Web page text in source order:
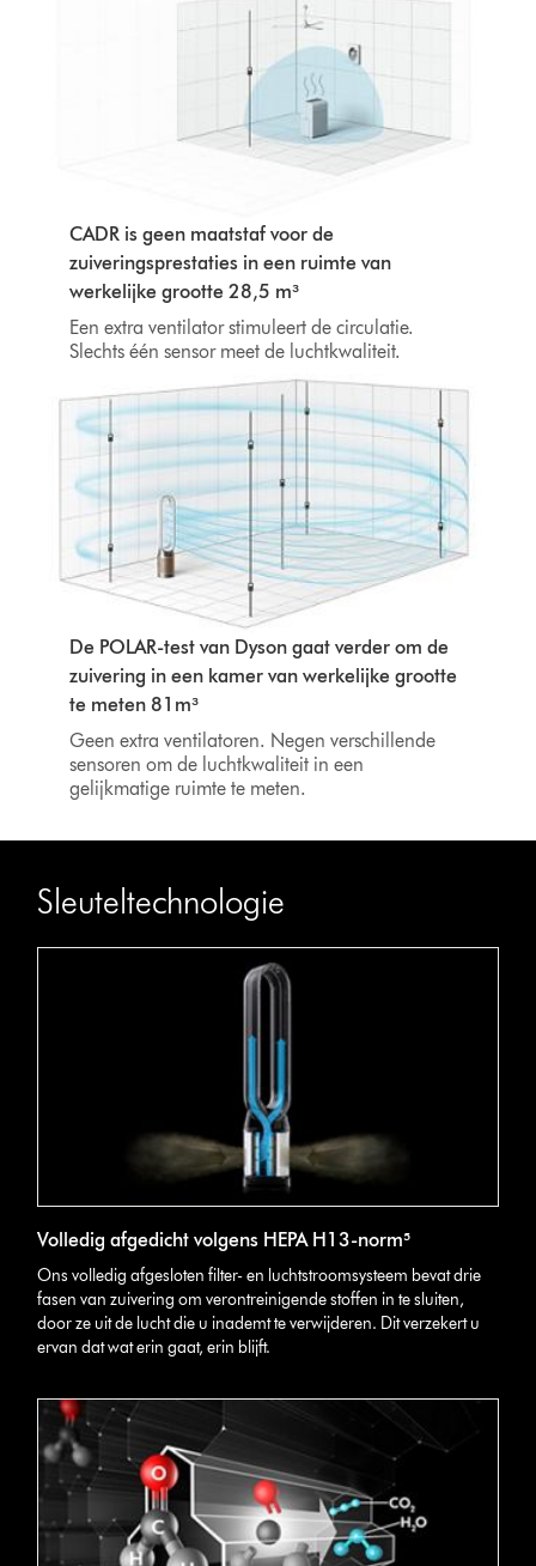
CADR is geen maatstaf voor de
zuiveringsprestaties in een ruimte van
werkelijke grootte 28,5 m³
Een extra ventilator stimuleert de circulatie.
Slechts één sensor meet de luchtkwaliteit.
De POLAR-test van Dyson gaat verder om de
zuivering in een kamer van werkelijke grootte
te meten 81m³
Geen extra ventilatoren. Negen verschillende
sensoren om de luchtkwaliteit in een
gelijkmatige ruimte te meten.
Sleuteltechnologie
Volledig afgedicht volgens HEPA H13-norm⁵
Ons volledig afgesloten filter- en luchtstroomsysteem bevat drie
fasen van zuivering om verontreinigende stoffen in te sluiten,
door ze uit de lucht die u inademt te verwijderen. Dit verzekert u
ervan dat wat erin gaat, erin blijft.